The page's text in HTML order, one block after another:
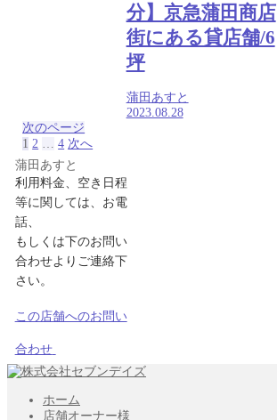
分】京急蒲田商店
街にある貸店舗/6
坪
蒲田あすと
2023.08.28
次のページ
1 2 4 次へ
蒲田あすと
利用料金、空き日程
等に関しては、お電
話、
もしくは下のお問い
合わせよりご連絡下
さい。
この店舗へのお問い
合わせ
ホーム
店舗オーナー様